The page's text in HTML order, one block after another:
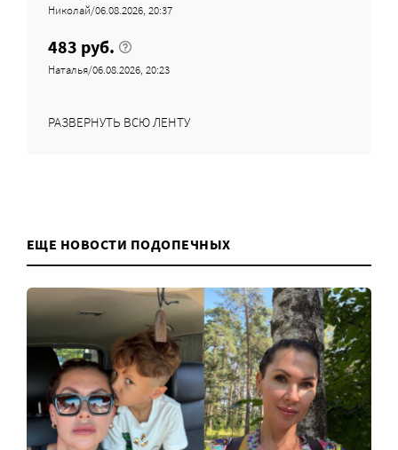
Николай/06.08.2026, 20:37
483 руб.
Наталья/06.08.2026, 20:23
РАЗВЕРНУТЬ ВСЮ ЛЕНТУ
ЕЩЕ НОВОСТИ ПОДОПЕЧНЫХ